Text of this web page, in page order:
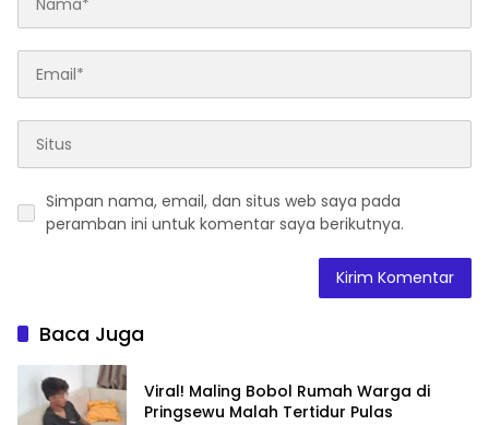
Simpan nama, email, dan situs web saya pada
peramban ini untuk komentar saya berikutnya.
Baca Juga
Viral! Maling Bobol Rumah Warga di
Pringsewu Malah Tertidur Pulas